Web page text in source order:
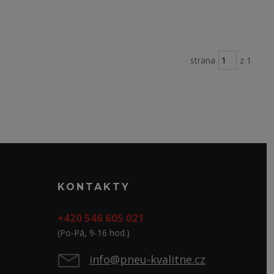
strana
z 1
KONTAKTY
+420 546 605 021
(Po-Pá, 9-16 hod.)
info@pneu-kvalitne.cz